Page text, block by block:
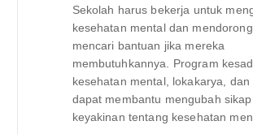
Sekolah harus bekerja untuk
kesehatan mental dan
mencari bantuan jika mereka
membutuhkannya. Program
kesehatan mental, lokakarya, dan
dapat membantu mengubah
keyakinan tentang kesehatan